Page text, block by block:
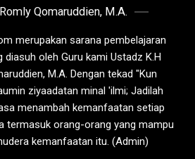
Qomaruddien, M.A.
merupakan sarana pembelajaran
diasuh oleh Guru kami Ustadz K.H
M.A. Dengan tekad "Kun
ziyaadatan minal 'ilmi; Jadilah
menambah kemanfaatan setiap
termasuk orang-orang yang mampu
kemanfaatan itu. (Admin)